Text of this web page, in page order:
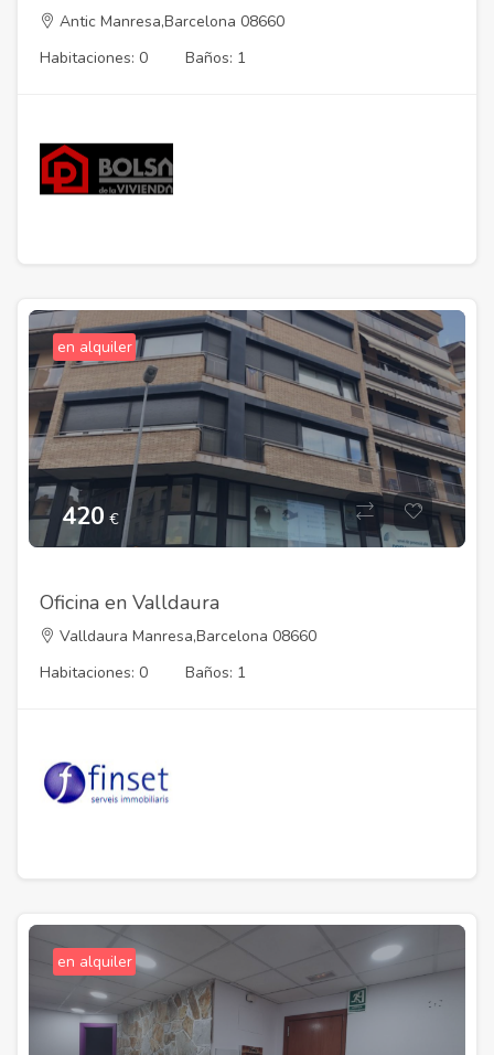
Antic Manresa,Barcelona 08660
Habitaciones: 0
Baños: 1
en alquiler
420 €
Oficina en Valldaura
Valldaura Manresa,Barcelona 08660
Habitaciones: 0
Baños: 1
en alquiler